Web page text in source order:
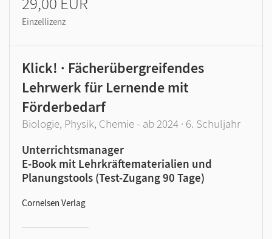
Einzellizenz
Klick! · Fächerübergreifendes
Lehrwerk für Lernende mit
Förderbedarf
Biologie, Physik, Chemie - ab 2024 · 6. Schuljahr
Unterrichtsmanager
E-Book mit Lehrkräftematerialien und
Planungstools (Test-Zugang 90 Tage)
Cornelsen Verlag